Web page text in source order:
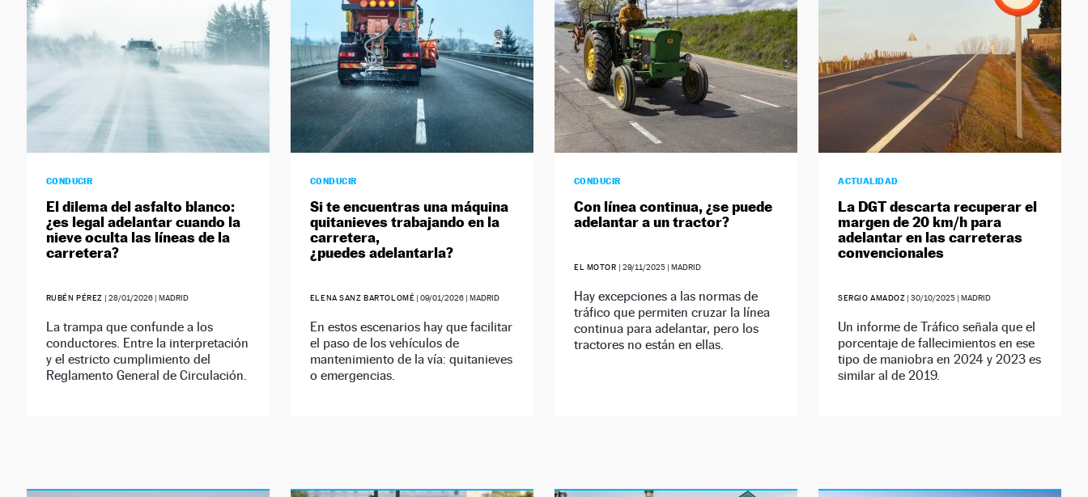
CONDUCIR
El dilema del asfalto blanco:
¿es legal adelantar cuando la
nieve oculta las líneas de la
carretera?
RUBÉN PÉREZ |28/01/2026 | MADRID
La trampa que confunde a los
conductores. Entre la interpretación
y el estricto cumplimiento del
Reglamento General de Circulación.
CONDUCIR
Si te encuentras una máquina
quitanieves trabajando en la
carretera,
¿puedes adelantarla?
ELENA SANZ BARTOLOMÉ |09/01/2026 | MADRID
En estos escenarios hay que facilitar
el paso de los vehículos de
mantenimiento de la vía: quitanieves
o emergencias.
CONDUCIR
Con línea continua, ¿se puede
adelantar a un tractor?
EL MOTOR | 29/11/2025| MADRID
Hay excepciones a las normas de
tráfico que permiten cruzar la línea
continua para adelantar, pero los
tractores no están en ellas.
ACTUALIDAD
La DGT descarta recuperar el
margen de 20 km/h para
adelantar en las carreteras
convencionales
SERGIO AMADOZ |30/10/2025 | MADRID
Un informe de Tráfico señala que el
porcentaje de fallecimientos en ese
tipo de maniobra en 2024 y 2023 es
similar al de 2019.